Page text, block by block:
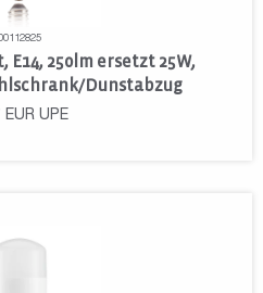
E14, 250lm ersetzt 25W,
Dunstabzug
EUR UPE